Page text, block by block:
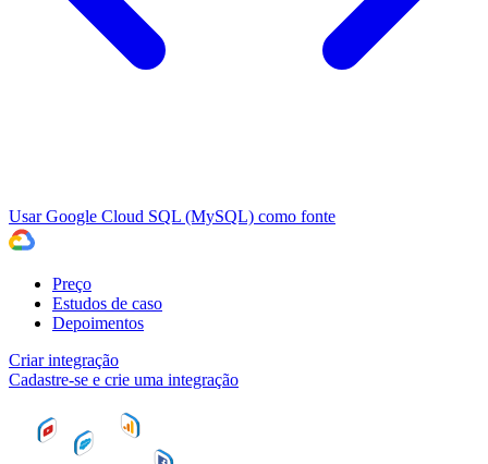
Usar Google Cloud SQL (MySQL) como fonte
Preço
Estudos de caso
Depoimentos
Criar integração
Cadastre-se e crie uma integração